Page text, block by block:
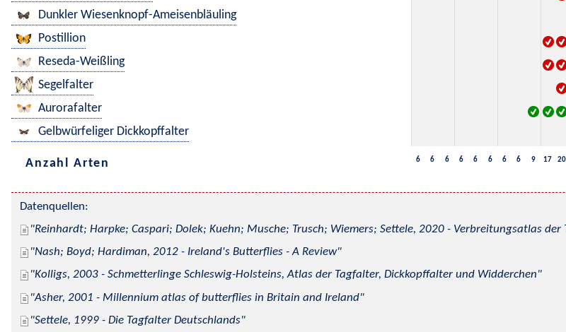
Dunkler Wiesenknopf-Ameisenbläuling
Postillion
Reseda-Weißling
Segelfalter
Aurorafalter
Gelbwürfeliger Dickkopffalter
Anzahl Arten 6 6 6 6 6 6 6 6 9 17 20
Datenquellen:
Reinhardt; Harpke; Caspari; Dolek; Kuehn; Musche; Trusch; Wiemers; Settele, 2020 - Verbreitungsatlas
Nash; Boyd; Hardiman, 2012 - Ireland's Butterflies - A Review
Kolligs, 2003 - Schmetterlinge Schleswig-Holsteins, Atlas der Tagfalter, Dickkopffalter und Widderchen
Asher, 2001 - Millennium atlas of butterflies in Britain and Ireland
Settele, 1999 - Die Tagfalter Deutschlands